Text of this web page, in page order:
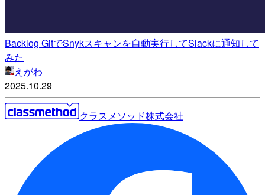
Backlog GitでSnykスキャンを自動実行してSlackに通知して
みた
えがわ
2025.10.29
クラスメソッド株式会社